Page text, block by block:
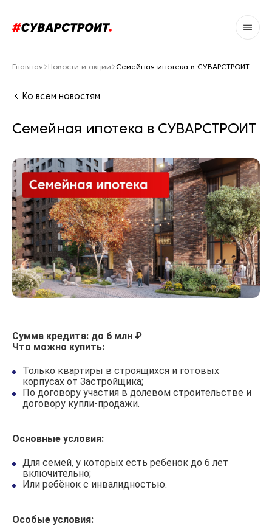
Главная Новости и акции Семейная ипотека в СУВАРСТРОИТ
Ко всем новостям
Семейная ипотека в СУВАРСТРОИТ
Сумма кредита: до 6 млн ₽
Что можно купить:
Только квартиры в строящихся и готовых
корпусах от Застройщика;
По договору участия в долевом строительстве и
договору купли-продажи.
Основные условия:
Для семей, у которых есть pебенoк до 6 лет
включительно;
Или ребёнок с инвалидностью.
Особые условия: